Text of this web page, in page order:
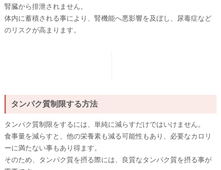
腎臓から排泄されません。
体内に蓄積される事により、腎機能へ悪影響を及ぼし、尿毒症など
のリスクが高まります。
タンパク質制限する方法
タンパク質制限をするには、単純に減らすだけではいけません。
食事量を減らすと、他の栄養素も減る可能性もあり、必要なカロリ
ーに満たない事もあり得ます。
そのため、タンパク質を摂る際には、良質なタンパク質を摂る事が